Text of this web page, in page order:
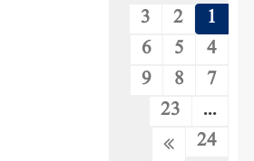
1
2
3
4
5
6
7
8
9
...
23
24